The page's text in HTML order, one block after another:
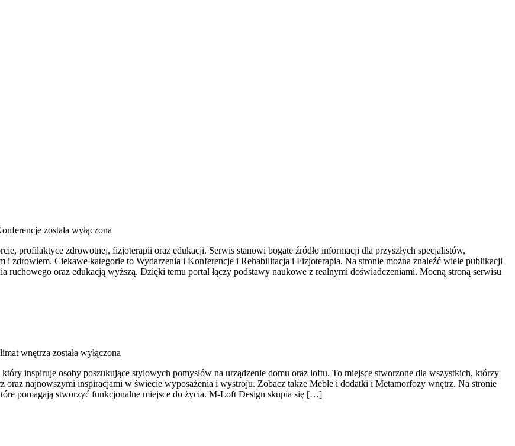
została wyłączona
profilaktyce zdrowotnej, fizjoterapii oraz edukacji. Serwis stanowi bogate źródło informacji dla przyszłych specjalistów,
i zdrowiem. Ciekawe kategorie to Wydarzenia i Konferencje i Rehabilitacja i Fizjoterapia. Na stronie można znaleźć wiele publikacji
oraz edukacją wyższą. Dzięki temu portal łączy podstawy naukowe z realnymi doświadczeniami. Mocną stroną serwisu
wnętrza została wyłączona
inspiruje osoby poszukujące stylowych pomysłów na urządzenie domu oraz loftu. To miejsce stworzone dla wszystkich, którzy
oraz najnowszymi inspiracjami w świecie wyposażenia i wystroju. Zobacz także Meble i dodatki i Metamorfozy wnętrz. Na stronie
pomagają stworzyć funkcjonalne miejsce do życia. M-Loft Design skupia się […]